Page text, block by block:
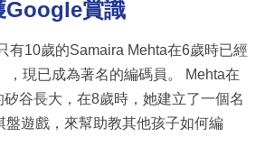
Google賞識
有10歲的Samaira Mehta在6歲時已經
，現已成為著名的編碼員。 Mehta在
谷長大，在8歲時，她建立了一個名
盤遊戲，來幫助教其他孩子如何編